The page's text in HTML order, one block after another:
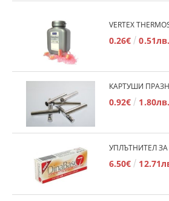
0.26€ 0.51лв.
0.92€ 1.80лв.
УПЛЪТНИТЕЛ ЗА
6.50€